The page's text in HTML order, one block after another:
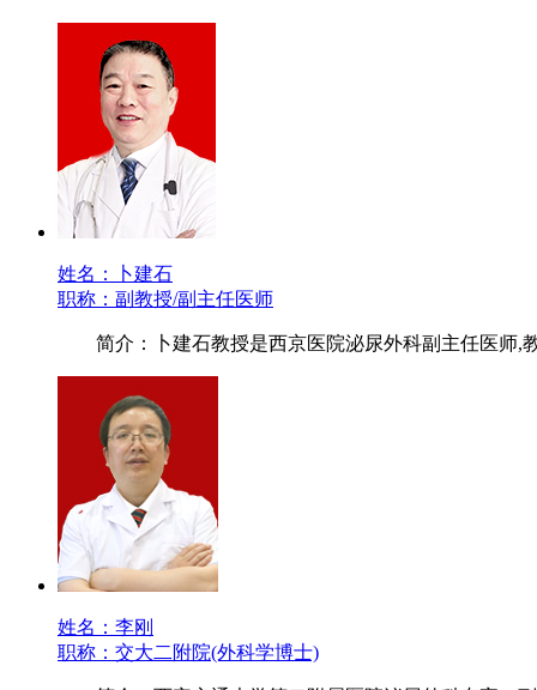
姓名：卜建石
职称：副教授/副主任医师
简介：卜建石教授是西京医院泌尿外科副主任医师,
姓名：李刚
职称：交大二附院(外科学博士)